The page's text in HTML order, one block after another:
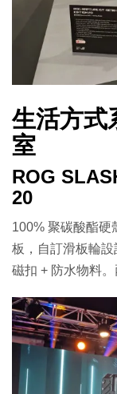
生活方式
室
ROG
20
100% 聚碳酸酯硬
板，自訂滑板輪
磁扣 + 防水物料